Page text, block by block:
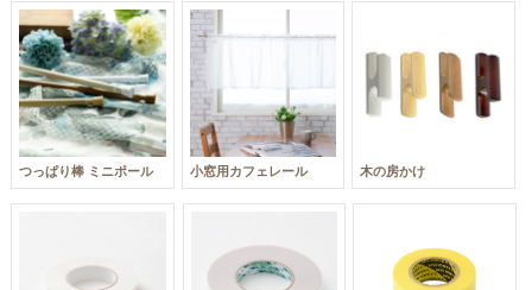
つっぱり棒 ミニポール 小窓用カフェレール 木の房かけ